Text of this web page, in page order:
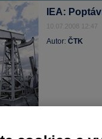
IEA:
10.07.2008 12:47
Autor: ČTK